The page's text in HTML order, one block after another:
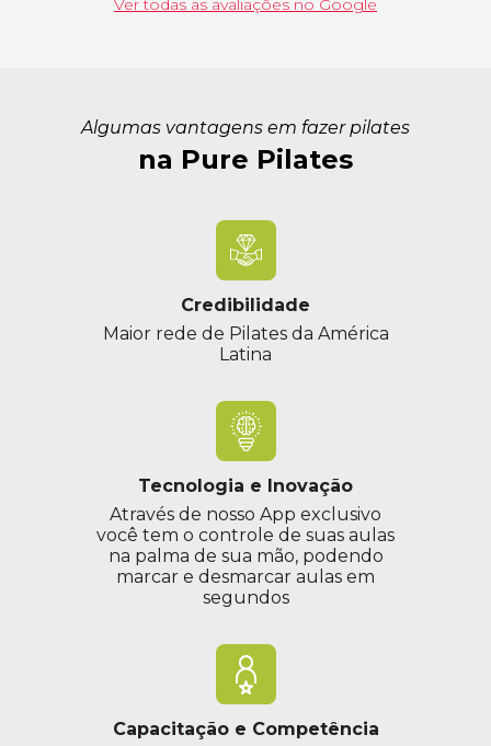
Ver todas as avaliações no Google
Algumas vantagens em fazer pilates
na Pure Pilates
Credibilidade
Maior rede de Pilates da América
Latina
Tecnologia e Inovação
Através de nosso App exclusivo
você tem o controle de suas aulas
na palma de sua mão, podendo
marcar e desmarcar aulas em
segundos
Capacitação e Competência